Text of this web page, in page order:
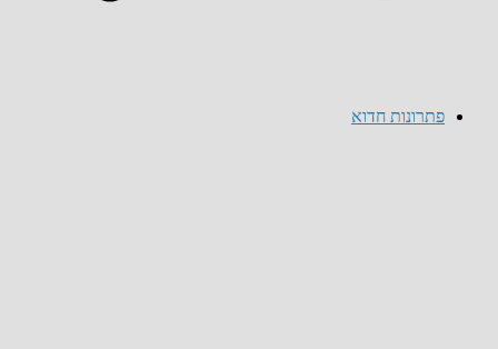
פתרונות חדוא